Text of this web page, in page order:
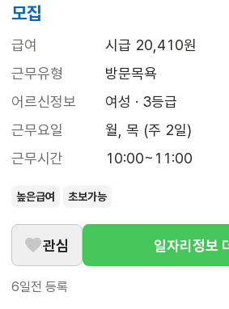
모집
급여
시급 20,410원
근무유형
방문목욕
어르신정보
여성 · 3등급
근무요일
월, 목 (주 2일)
근무시간
10:00~11:00
높은급여 초보가능
관심 일자리정보
6일전 등록